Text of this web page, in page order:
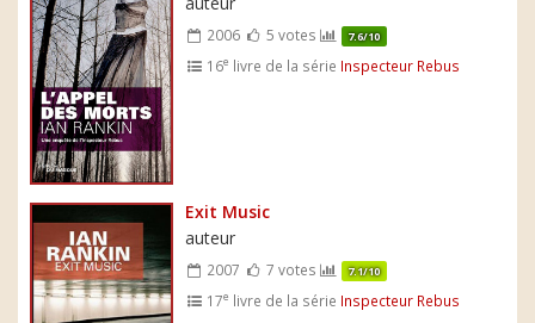
2006 5 votes 7.6/10
16e livre de la série Inspecteur Rebus
Exit Music
auteur
2007 7 votes 7.1/10
17e livre de la série Inspecteur Rebus